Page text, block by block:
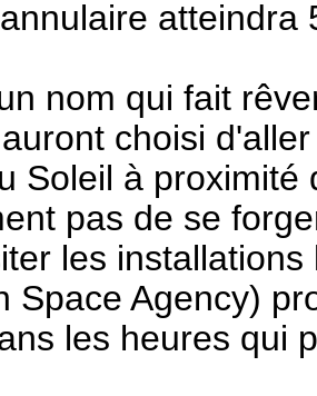
annulaire atteindra
nom qui fait
choisi
Soleil à
pas de se
les
Space Agency)
les heures qui